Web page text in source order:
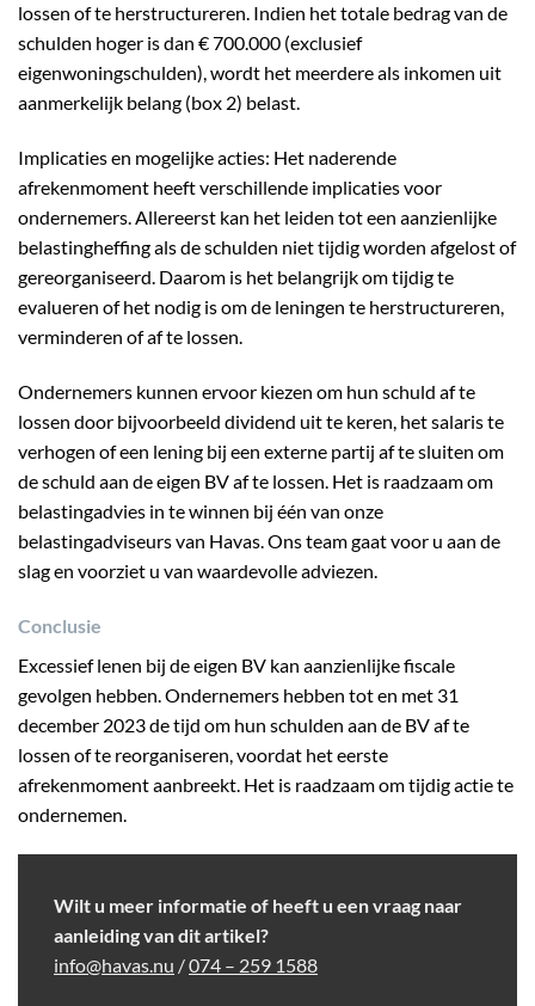
lossen of te herstructureren. Indien het totale bedrag van de
schulden hoger is dan € 700.000 (exclusief
eigenwoningschulden), wordt het meerdere als inkomen uit
aanmerkelijk belang (box 2) belast.
Implicaties en mogelijke acties: Het naderende
afrekenmoment heeft verschillende implicaties voor
ondernemers. Allereerst kan het leiden tot een aanzienlijke
belastingheffing als de schulden niet tijdig worden afgelost of
gereorganiseerd. Daarom is het belangrijk om tijdig te
evalueren of het nodig is om de leningen te herstructureren,
verminderen of af te lossen.
Ondernemers kunnen ervoor kiezen om hun schuld af te
lossen door bijvoorbeeld dividend uit te keren, het salaris te
verhogen of een lening bij een externe partij af te sluiten om
de schuld aan de eigen BV af te lossen. Het is raadzaam om
belastingadvies in te winnen bij één van onze
belastingadviseurs van Havas. Ons team gaat voor u aan de
slag en voorziet u van waardevolle adviezen.
Conclusie
Excessief lenen bij de eigen BV kan aanzienlijke fiscale
gevolgen hebben. Ondernemers hebben tot en met 31
december 2023 de tijd om hun schulden aan de BV af te
lossen of te reorganiseren, voordat het eerste
afrekenmoment aanbreekt. Het is raadzaam om tijdig actie te
ondernemen.
Wilt u meer informatie of heeft u een vraag naar
aanleiding van dit artikel?
info@havas.nu /074 – 259 1588